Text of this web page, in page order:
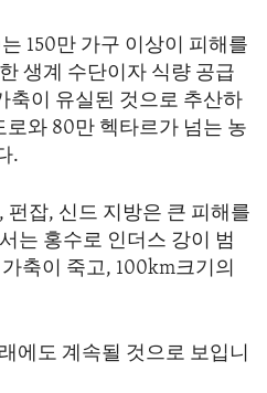
150만 가구 이상이 피해를
생계 수단이자 식량 공급
축이 유실된 것으로 추산하
와 80만 헥타르가 넘는 농
.
잡, 신드 지방은 큰 피해를
는 홍수로 인더스 강이 범
축이 죽고, 100km크기의
에도 계속될 것으로 보입니